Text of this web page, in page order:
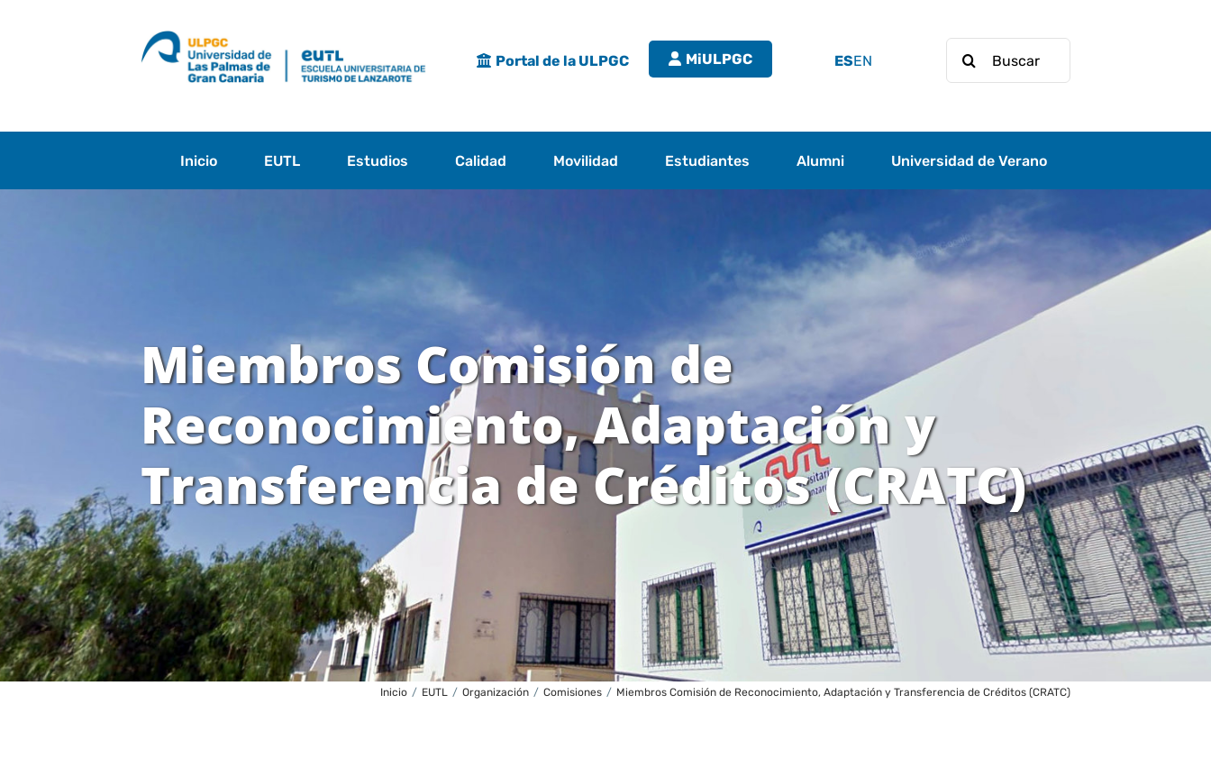
Portal de la ULPGC MiULPGC EN
ES
Inicio EUTL Estudios Calidad Movilidad Estudiantes Alumni Universidad de Verano
Miembros Comisión de
Reconocimiento, Adaptación y
Transferencia de Créditos (CRATC)
Inicio / EUTL / Organización / Comisiones / Miembros Comisión de Reconocimiento, Adaptación y Transferencia de Créditos (CRATC)